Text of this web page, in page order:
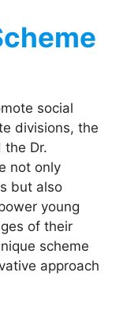
social
divisions, the
the Dr.
not only
but also
young
of their
scheme
approach